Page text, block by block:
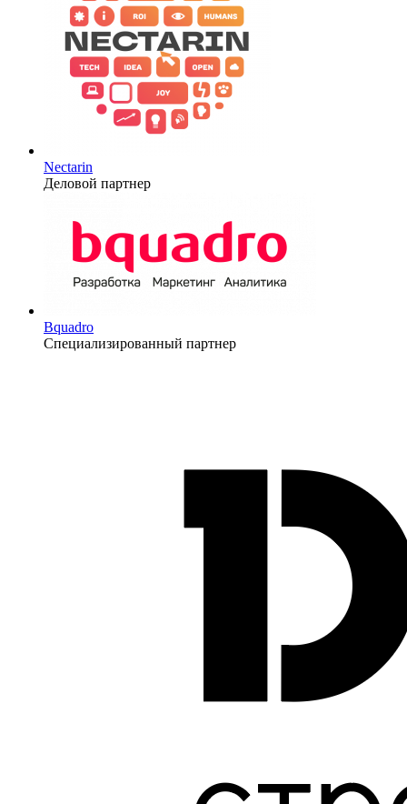
Nectarin
Деловой партнер
Bquadro
Специализированный партнер